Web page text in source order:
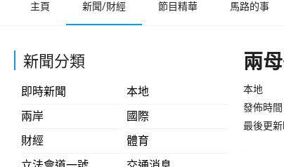
主頁 新聞/財經 節目精華 馬路的事
新聞分類
即時新聞
本地
兩岸
國際
財經
體育
兩
本地
發佈時間
最後更